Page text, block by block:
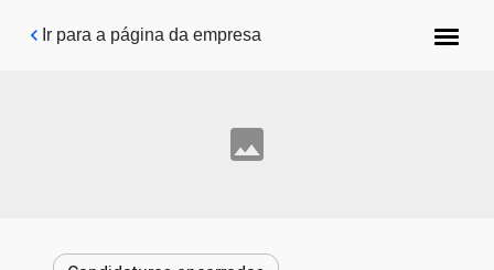
Pular para o conteúdo principal
Ir para a página da empresa